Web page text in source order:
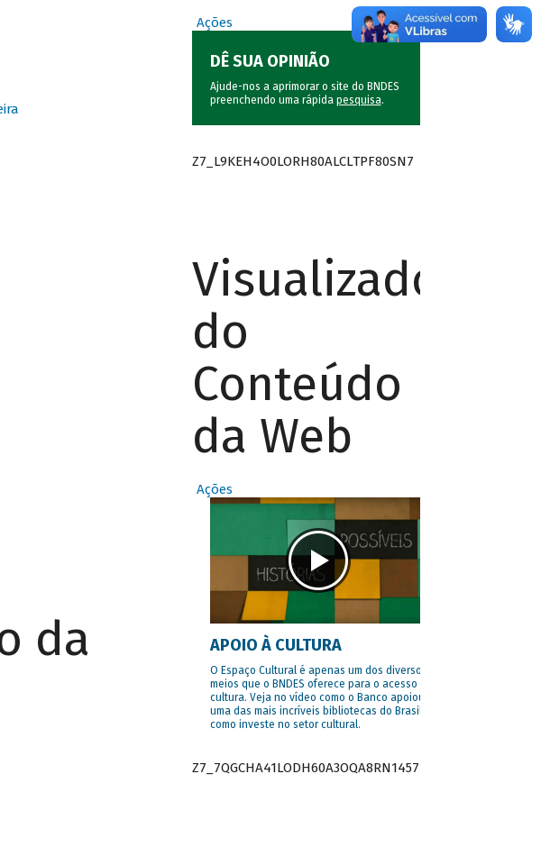
da
Ações
DÊ SUA OPINIÃO
Ajude-nos a aprimorar o site do BNDES
preenchendo uma rápida pesquisa.
Z7_L9KEH4O0LORH80ALCLTPF80SN7
Visualizador
do
Conteúdo
da Web
Ações
APOIO À CULTURA
O Espaço Cultural é apenas um dos diversos
meios que o BNDES oferece para o acesso à
cultura. Veja no vídeo como o Banco apoiou
uma das mais incríveis bibliotecas do Brasil e
como investe no setor cultural.
Z7_7QGCHA41LODH60A3OQA8RN1457